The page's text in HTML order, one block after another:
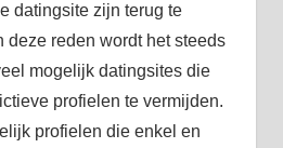
datingsite zijn terug te
deze reden wordt het steeds
mogelijk datingsites die
profielen te vermijden.
profielen die enkel en